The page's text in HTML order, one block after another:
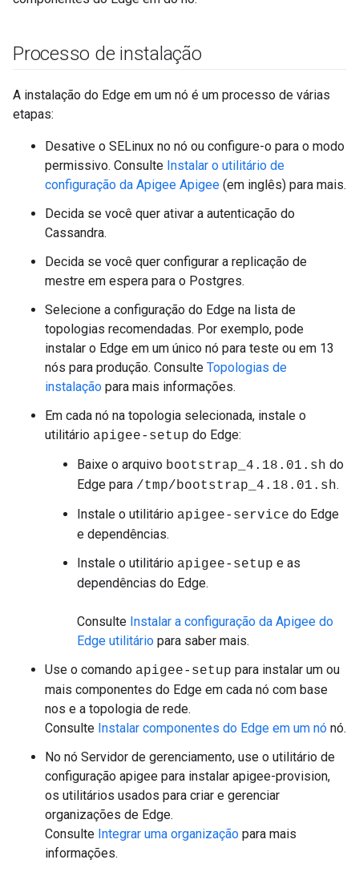
Processo de instalação
A instalação do Edge em um nó é um processo de várias
etapas:
Desative o SELinux no nó ou configure-o para o modo
permissivo. Consulte Instalar o utilitário de
configuração da Apigee Apigee (em inglês) para mais.
Decida se você quer ativar a autenticação do
Cassandra.
Decida se você quer configurar a replicação de
mestre em espera para o Postgres.
Selecione a configuração do Edge na lista de
topologias recomendadas. Por exemplo, pode
instalar o Edge em um único nó para teste ou em 13
nós para produção. Consulte Topologias de
instalação para mais informações.
Em cada nó na topologia selecionada, instale o
utilitário apigee-setup do Edge:
Baixe o arquivo bootstrap_4.18.01.sh do
Edge para /tmp/bootstrap_4.18.01.sh.
Instale o utilitário apigee-service do Edge
e dependências.
Instale o utilitário apigee-setup e as
dependências do Edge.
Consulte Instalar a configuração da Apigee do
Edge utilitário para saber mais.
Use o comando apigee-setup para instalar um ou
mais componentes do Edge em cada nó com base
nos e a topologia de rede.
Consulte Instalar componentes do Edge em um nó nó.
No nó Servidor de gerenciamento, use o utilitário de
configuração apigee para instalar apigee-provision,
os utilitários usados para criar e gerenciar
organizações de Edge.
Consulte Integrar uma organização para mais
informações.